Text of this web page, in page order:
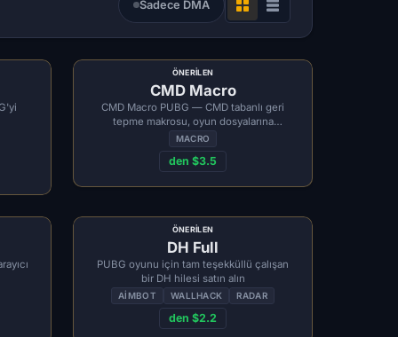
Sadece DMA
ÖNERILEN
CMD Macro
CMD Macro PUBG — CMD tabanlı geri
tepme makrosu, oyun dosyalarına
dokunmaz
MACRO
den $3.5
ÖNERILEN
DH Full
PUBG oyunu için tam teşekküllü çalışan
bir DH hilesi satın alın
AIMBOT WALLHACK RADAR
den $2.2